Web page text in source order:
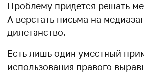
Проблему придется решать
А верстать письма на
дилетанство.
Есть лишь один уместный
использования правого